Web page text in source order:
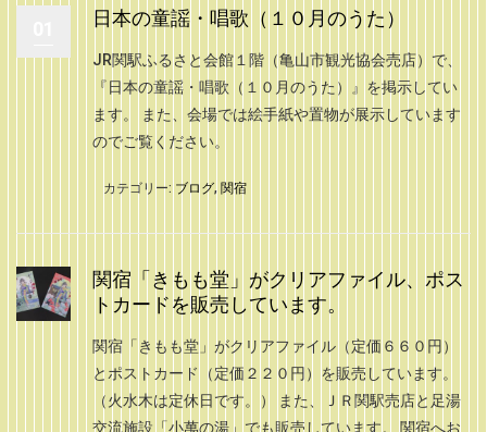
日本の童謡・唱歌（１０月のうた）
JR関駅ふるさと会館１階（亀山市観光協会売店）で、
『日本の童謡・唱歌（１０月のうた）』を掲示してい
ます。 また、会場では絵手紙や置物が展示しています
のでご覧ください。
カテゴリー: ブログ, 関宿
関宿「きもも堂」がクリアファイル、ポス
トカードを販売しています。
関宿「きもも堂」がクリアファイル（定価６６０円）
とポストカード（定価２２０円）を販売しています。
（火水木は定休日です。） また、ＪＲ関駅売店と足湯
交流施設「小萬の湯」でも販売しています。 関宿へお